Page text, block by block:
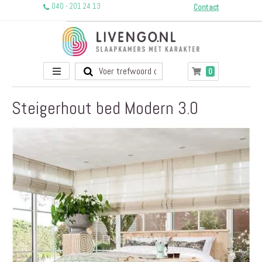
040 - 201 24 13 Contact
Toggle
Nav
Winkelwagen
0producten
Steigerhout bed Modern 3.0
het
einde
van
de
afbeeldingen-